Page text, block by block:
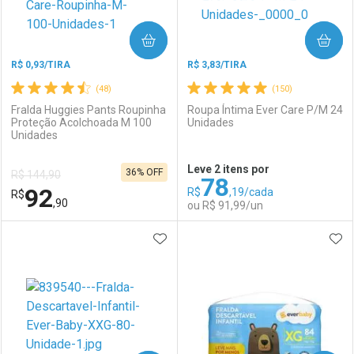
Comprar sem Desconto
Por R$ 114,99/cada
Comprar sem Desconto
Por R$ 114,99/cada
Comprar sem Desconto
Por R$ 105,38/cada
Comprar sem Desconto
Por R$ 105,38/cada
(48)
R$ 0,93/TIRA
Fralda Huggies Pants Roupinha
Proteção Acolchoada M 100
Unidades
R$ 144,90
R$92,90
36% OFF
COMPRAR
Laboratório
Por Menos
(150)
R$ 3,83/TIRA
Roupa Íntima Ever Care P/M 24
Unidades
Leve 2 itens por
R$78,19/cada
ou R$ 91,99/un
COMPRAR
ADICIONAR AOS FAVORITOS